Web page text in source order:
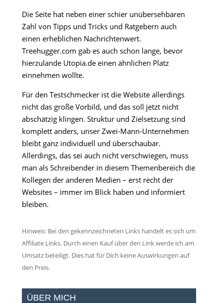
Die Seite hat neben einer schier unübersehbaren
Zahl von Tipps und Tricks und Ratgebern auch
einen erheblichen Nachrichtenwert.
Treehugger.com gab es auch schon lange, bevor
hierzulande Utopia.de einen ähnlichen Platz
einnehmen wollte.
Für den Testschmecker ist die Website allerdings
nicht das große Vorbild, und das soll jetzt nicht
abschätzig klingen. Struktur und Zielsetzung sind
komplett anders, unser Zwei-Mann-Unternehmen
bleibt ganz individuell und überschaubar.
Allerdings, das sei auch nicht verschwiegen, muss
man als Schreibender in diesem Themenbereich die
Kollegen der anderen Medien – erst recht der
Websites – immer im Blick haben und informiert
bleiben.
Hinweis: Bei den gekennzeichneten Links handelt es sich um
Affiliate Links. Durch einen Kauf über den Link werde ich am
Umsatz beteiligt. Dies hat für Dich keine Auswirkungen auf
den Preis.
ÜBER MICH